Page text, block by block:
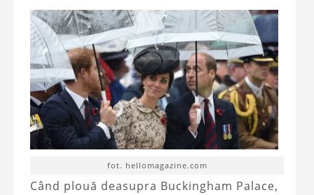
fot. hellomagazine.com
Când plouă deasupra Buckingham Palace,